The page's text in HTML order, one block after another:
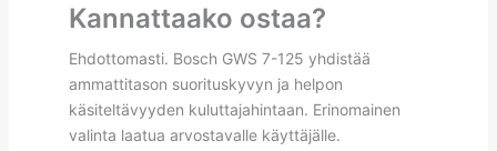
Kannattaako ostaa?
Ehdottomasti. Bosch GWS 7-125 yhdistää
ammattitason suorituskyvyn ja helpon
käsiteltävyyden kuluttajahintaan. Erinomainen
valinta laatua arvostavalle käyttäjälle.